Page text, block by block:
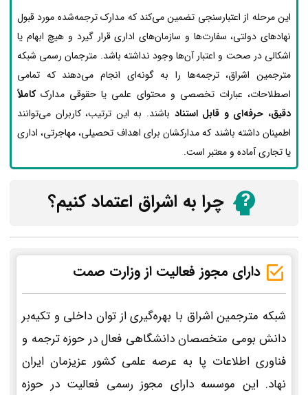
این مرحله از اعتبارسنجی تضمین می‌کند که مدارک ترجمه‌شده مورد قبول
نهادهای دولتی، سفارت‌ها و سازمان‌های اداری قرار گیرد و هیچ ابهام یا
اشکالی در صحت و اعتبار آن‌ها وجود نداشته باشد. مترجمان رسمی شبکه
مترجمین اشراق، ترجمه‌ها را به گونه‌ای انجام می‌دهند که تمامی
اصطلاحات، عبارات تخصصی و محتوای علمی یا حقوقی مدارککاملاً
دقیق، حرفه‌ای و قابل استناد باشند. به این ترتیب، کاربران می‌توانند
اطمینان داشته باشند که مدارکشان برای اهداف تحصیلی، مهاجرتی، اداری
یا تجاری آماده و معتبر است.
چرا به اشراق اعتماد کنیم؟
دارای مجوز فعالیت از وزارت صمت
شبکه مترجمین اشراق با بهره‌گیری از توان داخلی و تکیه‌بر
دانش بومی متخصصان دانشگاهی فعال در حوزه ترجمه و
فناوری اطلاعات پا به عرصه علمی کشور عزیزمان ایران
نهاد. این موسسه دارای مجوز رسمی فعالیت در حوزه